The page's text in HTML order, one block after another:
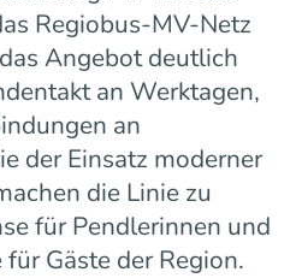
Regiobus-MV-Netz
Angebot deutlich
an Werktagen,
an
der Einsatz moderner
die Linie zu
für Pendlerinnen und
Gäste der Region.